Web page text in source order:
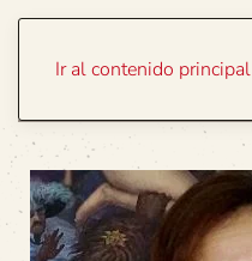
Ir al contenido principal